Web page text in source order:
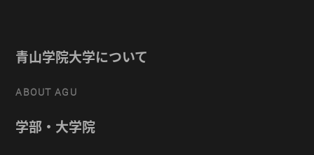
青山学院大学について
ABOUT AGU
学部・大学院